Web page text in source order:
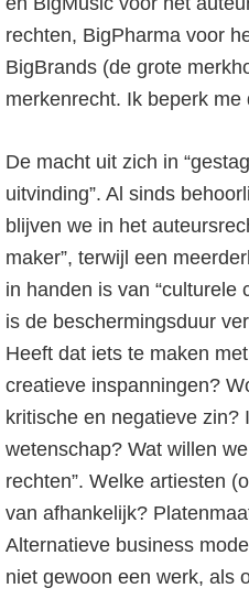
rechten, BigPharma voor
BigBrands (de grote
merkenrecht. Ik beperk me
De macht uit zich in
uitvinding”. Al sinds
blijven we in het
maker”, terwijl een
in handen is van “culturele
is de beschermingsduur
Heeft dat iets te maken
creatieve inspanningen?
kritische en negatieve zin?
wetenschap? Wat willen
rechten”. Welke artiesten
van afhankelijk?
Alternatieve business
niet gewoon een werk, als